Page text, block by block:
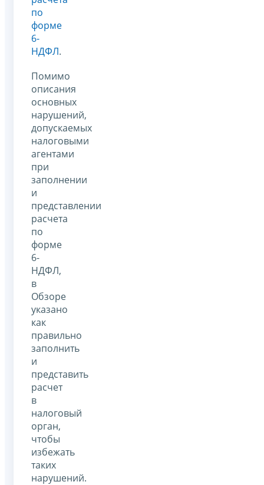
по
форме
6-
НДФЛ.
Помимо
описания
основных
нарушений,
допускаемых
налоговыми
агентами
при
заполнении
и
представлении
расчета
по
форме
6-
НДФЛ,
в
Обзоре
указано
как
правильно
заполнить
и
представить
расчет
в
налоговый
орган,
чтобы
избежать
таких
нарушений.